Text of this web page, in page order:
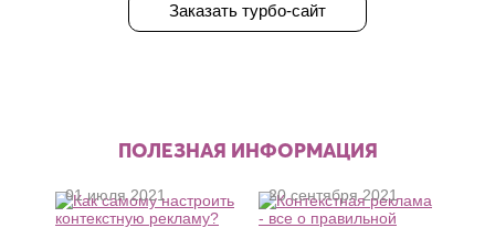
Заказать турбо-сайт
ПОЛЕЗНАЯ ИНФОРМАЦИЯ
01 июля 2021 20 сентября 2021